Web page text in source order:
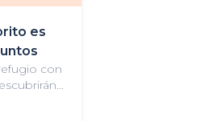
es
con
que los